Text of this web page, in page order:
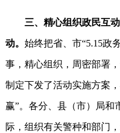
三、精心组织政民互
动。 始终把省、市“5.15政
事，精心组织，周密部署
制定下发了活动实施方案
赢”。各分、县（市）局和
际，组织有关警种和部门